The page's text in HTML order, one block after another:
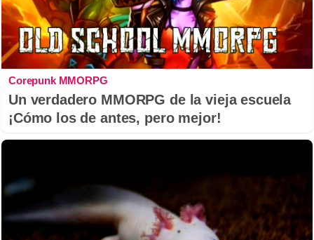
Corepunk MMORPG
Un verdadero MMORPG de la vieja escuela
¡Cómo los de antes, pero mejor!